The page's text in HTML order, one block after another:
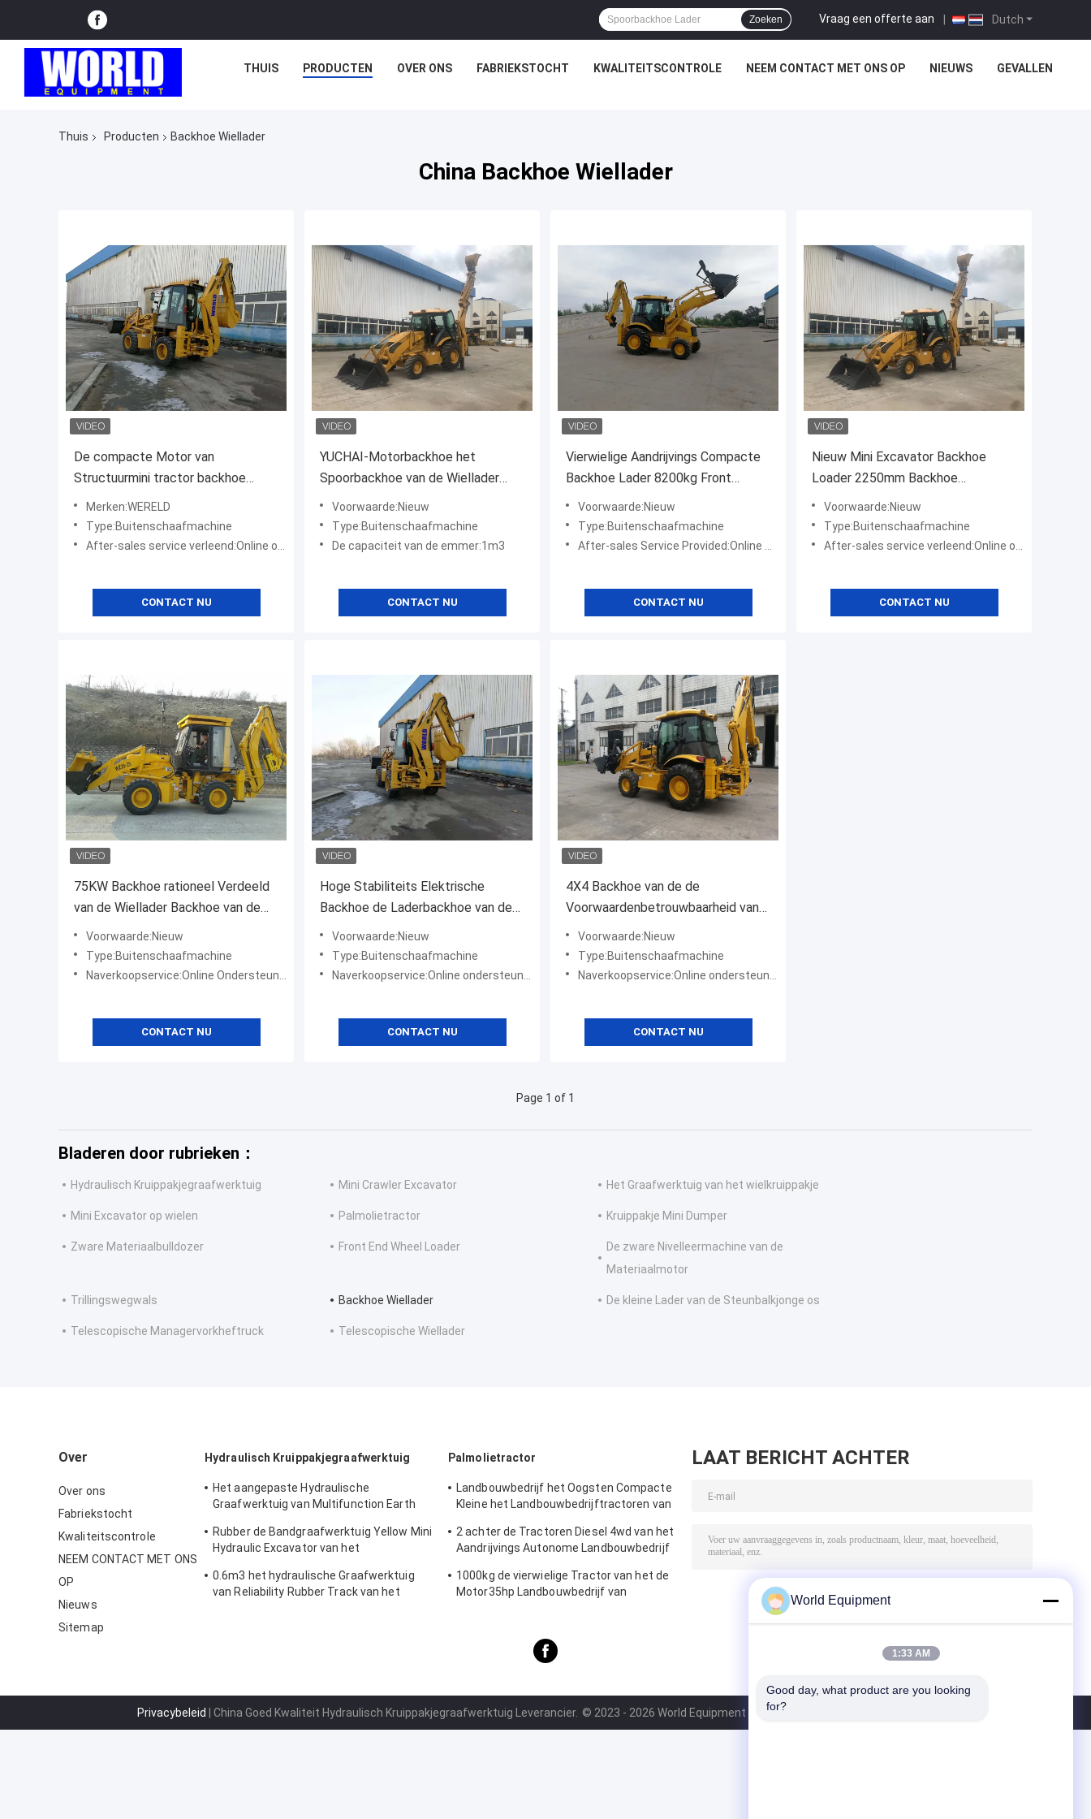
Dutch
Vraag een offerte aan |
Zoeken
THUIS PRODUCTEN OVER ONS FABRIEKSTOCHT KWALITEITSCONTROLE NEEM CONTACT MET ONS OP NIEUWS GEVALLEN
Thuis Producten Backhoe Wiellader
China Backhoe Wiellader
De compacte Motor van
Structuurmini tractor backhoe
loader with Weichai
Merken:WERELD
Type:Buitenschaafmachine
After-sales service verleend:Online ondersteuning
CONTACT NU
YUCHAI-Motorbackhoe het
Spoorbackhoe van de Wiellader
Gele Lader
Voorwaarde:Nieuw
Type:Buitenschaafmachine
De capaciteit van de emmer:1m3
CONTACT NU
Vierwielige Aandrijvings Compacte
Backhoe Lader 8200kg Front
Loader Backhoe
Voorwaarde:Nieuw
Type:Buitenschaafmachine
After-sales Service Provided:Online Ondersteuning
CONTACT NU
Nieuw Mini Excavator Backhoe
Loader 2250mm Backhoe
Ladermachine
Voorwaarde:Nieuw
Type:Buitenschaafmachine
After-sales service verleend:Online ondersteuning
CONTACT NU
75KW Backhoe rationeel Verdeeld
van de Wiellader Backhoe van de
Tractorlader
Voorwaarde:Nieuw
Type:Buitenschaafmachine
Naverkoopservice:Online Ondersteuning
CONTACT NU
Hoge Stabiliteits Elektrische
Backhoe de Laderbackhoe van de
Lader1m3 Compacte Tractor
Voorwaarde:Nieuw
Type:Buitenschaafmachine
Naverkoopservice:Online ondersteuning
CONTACT NU
4X4 Backhoe van de de
Voorwaardenbetrouwbaarheid van
de Wiellader Nieuwe Kleine
Backhoe Lader
Voorwaarde:Nieuw
Type:Buitenschaafmachine
Naverkoopservice:Online ondersteuning
CONTACT NU
Page 1 of 1
Bladeren door rubrieken：
Hydraulisch Kruippakjegraafwerktuig Mini Crawler Excavator Het Graafwerktuig van het wielkruippakje
Mini Excavator op wielen Palmolietractor Kruippakje Mini Dumper
Zware Materiaalbulldozer Front End Wheel Loader
De zware Nivelleermachine van de
Materiaalmotor
Trillingswegwals Backhoe Wiellader De kleine Lader van de Steunbalkjonge os
Telescopische Managervorkheftruck Telescopische Wiellader
Over
Over ons
Fabriekstocht
Kwaliteitscontrole
NEEM CONTACT MET ONS
OP
Nieuws
Sitemap
Hydraulisch Kruippakjegraafwerktuig
Het aangepaste Hydraulische
Graafwerktuig van Multifunction Earth
Rubber de Bandgraafwerktuig Yellow Mini
Hydraulic Excavator van het
0.6m3 het hydraulische Graafwerktuig
van Reliability Rubber Track van het
Palmolietractor
Landbouwbedrijf het Oogsten Compacte
Kleine het Landbouwbedrijftractoren van
2 achter de Tractoren Diesel 4wd van het
Aandrijvings Autonome Landbouwbedrijf
1000kg de vierwielige Tractor van het de
Motor35hp Landbouwbedrijf van
LAAT BERICHT ACHTER
Privacybeleid | China Goed Kwaliteit Hydraulisch Kruippakjegraafwerktuig Leverancier. © 2023 - 2026 World Equipment (Changzhou) Co., Ltd.. All Rights Reserved.
World Equipment
1:33 AM
Good day, what product are you looking
for?